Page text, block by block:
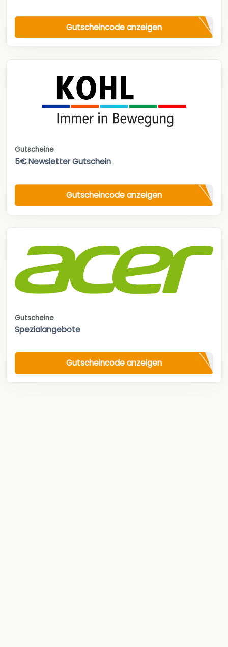
Gutscheincode anzeigen
Gutscheine
5€ Newsletter Gutschein
Gutscheincode anzeigen
Gutscheine
Spezialangebote
Gutscheincode anzeigen